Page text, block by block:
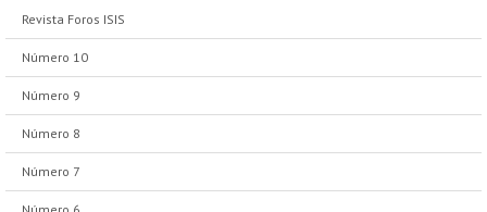
Revista Foros ISIS
Número 10
Número 9
Número 8
Número 7